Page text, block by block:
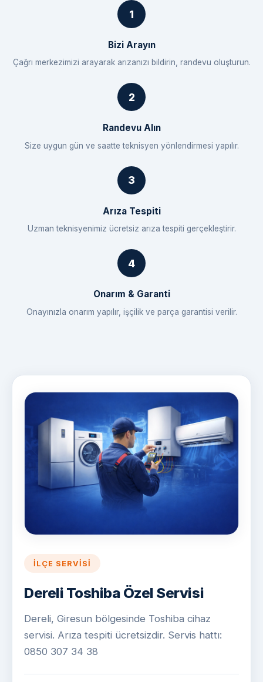
Bizi Arayın
Çağrı merkezimizi arayarak arızanızı bildirin, randevu oluşturun.
Randevu Alın
Size uygun gün ve saatte teknisyen yönlendirmesi yapılır.
Arıza Tespiti
Uzman teknisyenimiz ücretsiz arıza tespiti gerçekleştirir.
Onarım & Garanti
Onayınızla onarım yapılır, işçilik ve parça garantisi verilir.
İLÇE SERVISI
Dereli Toshiba Özel Servisi
Dereli, Giresun bölgesinde Toshiba cihaz
servisi. Arıza tespiti ücretsizdir. Servis hattı:
0850 307 34 38